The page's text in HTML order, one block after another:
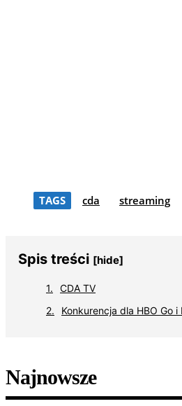
TAGS cda streaming
Spis treści [hide]
CDA TV
Konkurencja dla HBO Go
Najnowsze